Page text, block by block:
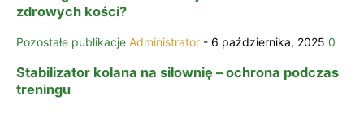
zdrowych kości?
Pozostałe publikacje Administrator - 6 października, 2025 0
Stabilizator kolana na siłownię – ochrona podczas
treningu